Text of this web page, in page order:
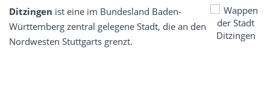
Ditzingen ist eine im Bundesland Baden-
Württemberg zentral gelegene Stadt, die an den
Nordwesten Stuttgarts grenzt.